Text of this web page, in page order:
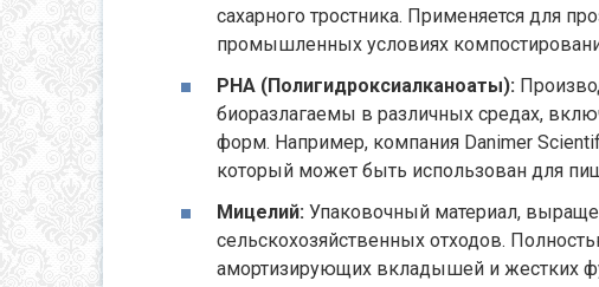
сахарного тростника. Применяется для
промышленных условиях
PHA (Полигидроксиалканоаты):
биоразлагаемы в различных средах,
форм. Например, компания Danimer
который может быть использован для
Мицелий: Упаковочный материал,
сельскохозяйственных отходов.
амортизирующих вкладышей и жестких